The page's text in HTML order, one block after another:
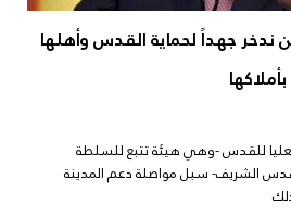
جهداً لحماية القدس وأهلها
العليا للقدس -وهي هيئة تتبع للسلطة
الشريف- سبل مواصلة دعم المدينة